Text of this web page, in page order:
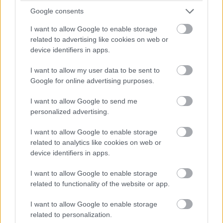
Google consents
I want to allow Google to enable storage
related to advertising like cookies on web or
device identifiers in apps.
I want to allow my user data to be sent to
Google for online advertising purposes.
I want to allow Google to send me
personalized advertising.
I want to allow Google to enable storage
related to analytics like cookies on web or
device identifiers in apps.
I want to allow Google to enable storage
related to functionality of the website or app.
I want to allow Google to enable storage
related to personalization.
SMASH by Meló-Diák: Homok, zene és a nyár legjobb
hangulata – Jön a második forduló! (X)
sorozat.
#nintendo switch
Nintendo Switch